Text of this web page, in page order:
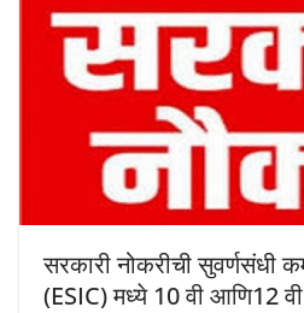
सरकारी नोकरीची सुवर्णसंधी
(ESIC) मध्ये 10 वी आणि12